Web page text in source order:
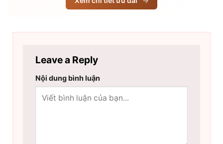
Leave a Reply
Nội dung bình luận